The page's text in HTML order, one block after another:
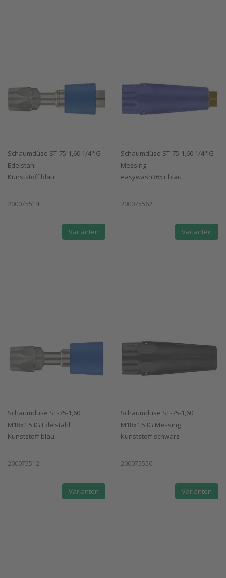
Schaumdüse ST-75-1,60 1/4"IG
Edelstahl
Kunststoff blau
200075514
Varianten
Schaumdüse ST-75-1,60 1/4"IG
Messing
easywash365+ blau
200075562
Varianten
Schaumdüse ST-75-1,60
M18x1,5 IG Edelstahl
Kunststoff blau
200075512
Varianten
Schaumdüse ST-75-1,60
M18x1,5 IG Messing
Kunststoff schwarz
200075550
Varianten